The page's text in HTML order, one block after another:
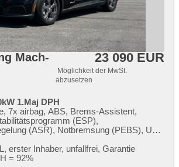
beheizte Spiegel, Teilbare
Getönte Scheiben,
El. Anlasser, digitální přístrojová deska
Mach-
23 090 EUR
Möglichkeit der MwSt.
abzusetzen
1.Maj DPH
7x airbag, ABS, Brems-Assistent,
(ESP),
(ASR), Notbremsung (PEBS), Uhr
asistent jízdy v jízdním pruhu,
Ermüdung des Fahrers, Servolenkung, 2-
erster Inhaber,​ unfallfrei,​ Garantie
= 92%